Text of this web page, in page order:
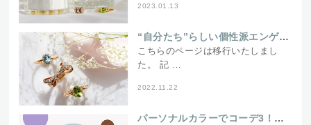
2023.01.13
“自分たち”らしい個性派エンゲージリング選びのススメ
こちらのページは移行いたしまし
た。 記 …
2022.11.22
パーソナルカラーでコーデ3！ブルべ夏の私に似合うジュエリー